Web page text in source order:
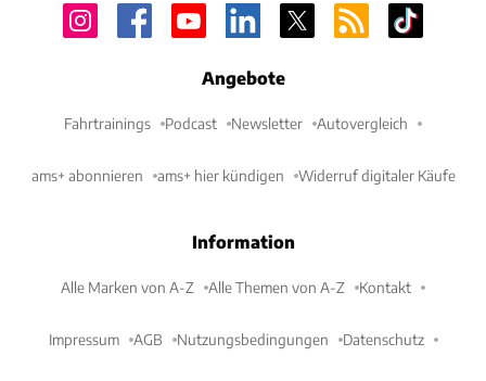
Angebote
Fahrtrainings Podcast Newsletter Autovergleich
ams+ abonnieren ams+ hier kündigen Widerruf digitaler Käufe
Information
Alle Marken von A-Z Alle Themen von A-Z Kontakt
Impressum AGB Nutzungsbedingungen Datenschutz